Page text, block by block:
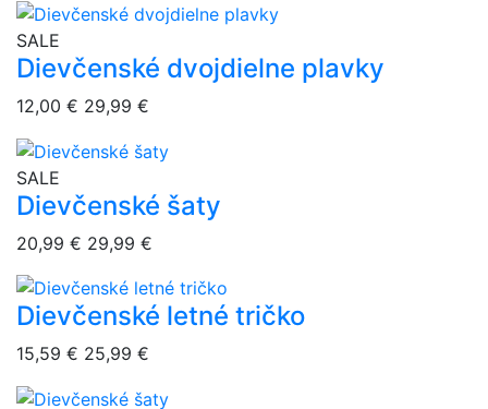
overlay bg
SALE
Dievčenské dvojdielne plavky
12,00 € 29,99 €
overlay bg
SALE
Dievčenské šaty
20,99 € 29,99 €
overlay bg
Dievčenské letné tričko
15,59 € 25,99 €